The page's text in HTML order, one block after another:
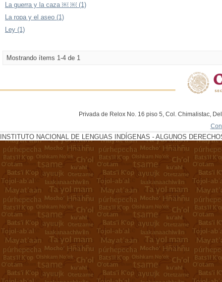
La guerra y la caza ￼ ￼ (1)
La ropa y el aseo (1)
Ley (1)
Mostrando ítems 1-4 de 1
Privada de Relox No. 16 piso 5, Col. Chimalistac,
INSTITUTO NACIONAL DE LENGUAS INDÍGENAS - ALGUNOS